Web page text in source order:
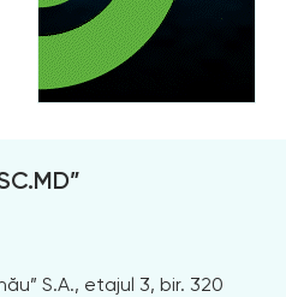
S.A., etajul 3, bir. 320